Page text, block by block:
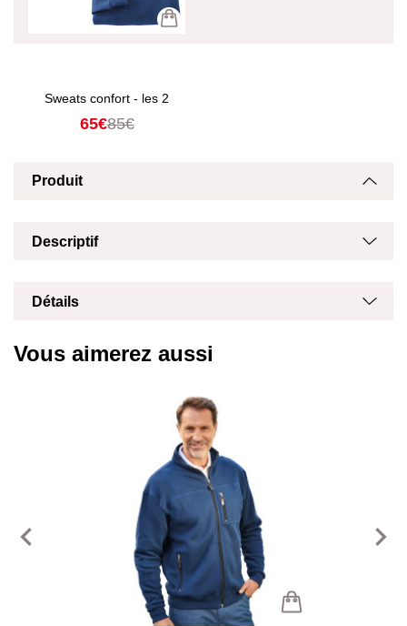
Sweats confort - les 2
65€85€
Produit
Descriptif
Détails
Vous aimerez aussi
navigate_before navigate_next